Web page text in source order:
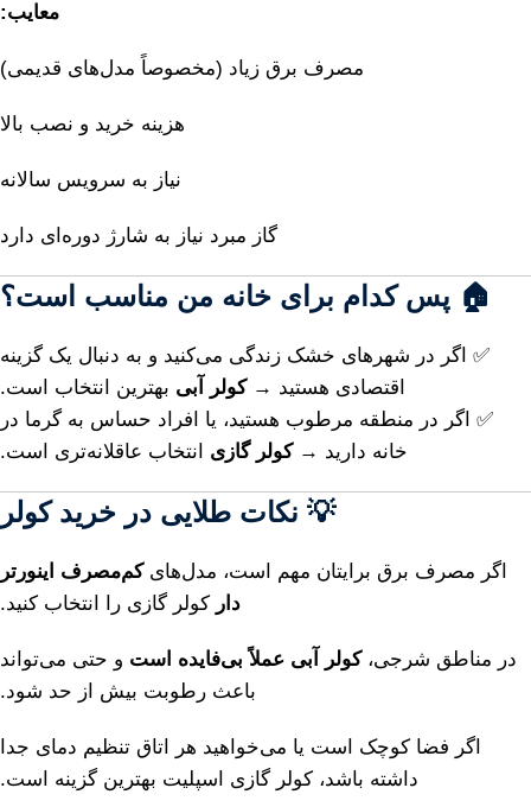
معایب:
مصرف برق زیاد (مخصوصاً مدل‌های قدیمی)
هزینه خرید و نصب بالا
نیاز به سرویس سالانه
گاز مبرد نیاز به شارژ دوره‌ای دارد
🏠 پسکدام برای خانه من مناسب است؟
✅ اگر در شهرهای خشک زندگی می‌کنید و به دنبال یک گزینه
اقتصادی هستید →کولر آبی بهترین انتخاب
است.
✅ اگر در منطقه مرطوب هستید، یا افراد حساس به گرما در
خانه دارید →کولرگازی انتخاب عاقلانه‌تری است.
💡 نکات طلایی در خریدکولر
اگر مصرف برق برایتان مهم است، مدل‌هایکم‌مصرف
اینورتر
دار کولر گازی را انتخاب کنید.
در مناطق شرجی،کولر آبی عملاً بی‌فایده است و حتی می‌تواند
باعث رطوبت بیش از حد شود.
اگر فضا کوچک است یا می‌خواهید هر اتاق تنظیم دمای جدا
داشته باشد، کولر گازی اسپلیت بهترین گزینه است.